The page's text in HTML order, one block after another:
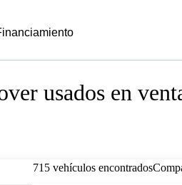
usados en
715 vehículos encontrados